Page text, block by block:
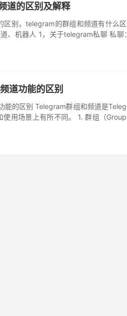
道的区别及解释
区别，telegram的群组和频道有什么
、机器人 1，关于telegram私聊 私聊
道功能的区别
能的区别 Telegram群组和频道是
使用场景上有所不同。 1. 群组（